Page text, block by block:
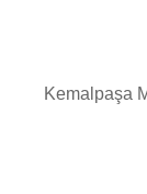
Kemalpaşa